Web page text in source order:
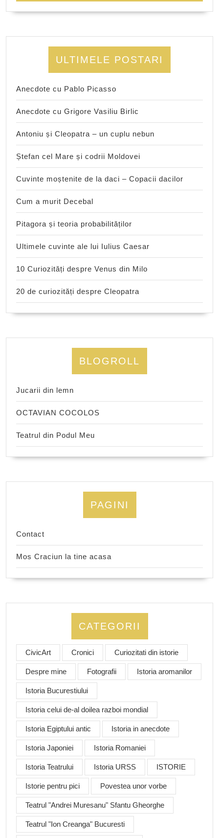
ULTIMELE POSTARI
Anecdote cu Pablo Picasso
Anecdote cu Grigore Vasiliu Birlic
Antoniu și Cleopatra – un cuplu nebun
Ștefan cel Mare și codrii Moldovei
Cuvinte moștenite de la daci – Copacii dacilor
Cum a murit Decebal
Pitagora și teoria probabilităților
Ultimele cuvinte ale lui Iulius Caesar
10 Curiozități despre Venus din Milo
20 de curiozități despre Cleopatra
BLOGROLL
Jucarii din lemn
OCTAVIAN COCOLOS
Teatrul din Podul Meu
PAGINI
Contact
Mos Craciun la tine acasa
CATEGORII
CivicArt Cronici Curiozitati din istorie
Despre mine Fotografii Istoria aromanilor
Istoria Bucurestiului
Istoria celui de-al doilea razboi mondial
Istoria Egiptului antic Istoria in anecdote
Istoria Japoniei Istoria Romaniei
Istoria Teatrului Istoria URSS ISTORIE
Istorie pentru pici Povestea unor vorbe
Teatrul "Andrei Muresanu" Sfantu Gheorghe
Teatrul "Ion Creanga" Bucuresti